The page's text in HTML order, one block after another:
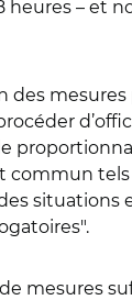
– et
mesures